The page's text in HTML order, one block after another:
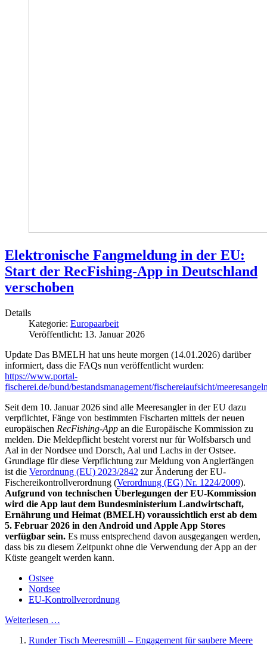
Elektronische Fangmeldung in der EU:
Start der RecFishing-App in Deutschland
verschoben
Details
Kategorie: Europaarbeit
Veröffentlicht: 13. Januar 2026
Update Das BMELH hat uns heute morgen (14.01.2026) darüber
informiert, dass die FAQs nun veröffentlicht wurden:
https://www.portal-
fischerei.de/bund/bestandsmanagement/fischereiaufsicht/
Seit dem 10. Januar 2026 sind alle Meeresangler in der EU dazu
verpflichtet, Fänge von bestimmten Fischarten mittels der neuen
europäischen RecFishing-App an die Europäische Kommission zu
melden. Die Meldepflicht besteht vorerst nur für Wolfsbarsch und
Aal in der Nordsee und Dorsch, Aal und Lachs in der Ostsee.
Grundlage für diese Verpflichtung zur Meldung von Anglerfängen
ist die Verordnung (EU) 2023/2842 zur Änderung der EU-
Fischereikontrollverordnung (Verordnung (EG) Nr. 1224/2009).
Aufgrund von technischen Überlegungen der EU-Kommission
wird die App laut dem Bundesministerium Landwirtschaft,
Ernährung und Heimat (BMELH) voraussichtlich erst ab dem
5. Februar 2026 in den Android und Apple App Stores
verfügbar sein. Es muss entsprechend davon ausgegangen werden,
dass bis zu diesem Zeitpunkt ohne die Verwendung der App an der
Küste geangelt werden kann.
Ostsee
Nordsee
EU-Kontrollverordnung
Weiterlesen …
Runder Tisch Meeresmüll – Engagement für saubere Meere